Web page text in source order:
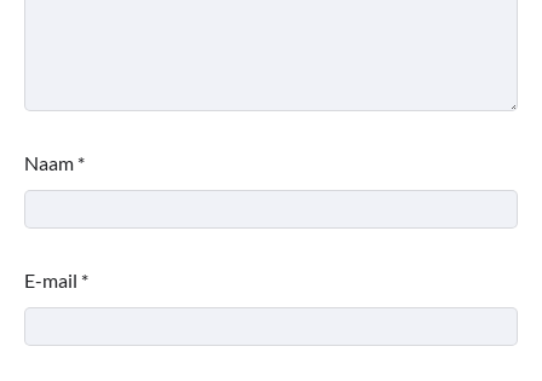
Naam *
E-mail *